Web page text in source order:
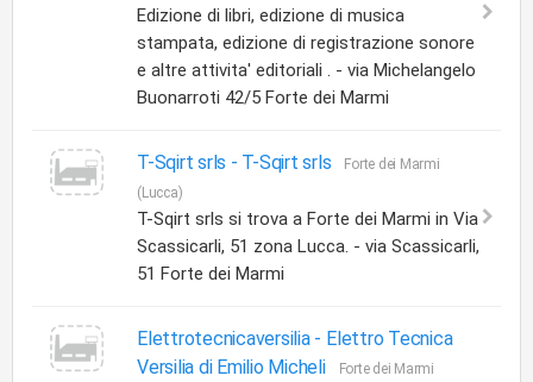
Edizione di libri, edizione di musica
stampata, edizione di registrazione sonore
e altre attivita' editoriali . - via Michelangelo
Buonarroti 42/5 Forte dei Marmi
T-Sqirt srls - T-Sqirt srls
Forte dei Marmi
(Lucca)
T-Sqirt srls si trova a Forte dei Marmi in Via
Scassicarli, 51 zona Lucca. - via Scassicarli,
51 Forte dei Marmi
Elettrotecnicaversilia - Elettro Tecnica
Versilia di Emilio Micheli
Forte dei Marmi